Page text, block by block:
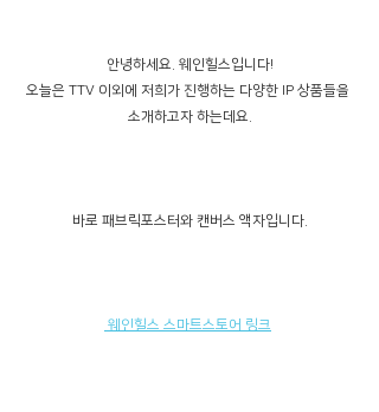
안녕하세요. 웨인힐스입니다!
오늘은 TTV 이외에 저희가 진행하는 다양한 IP 상품들을
소개하고자 하는데요.
바로 패브릭포스터와 캔버스 액자입니다.
웨인힐스 스마트스토어 링크